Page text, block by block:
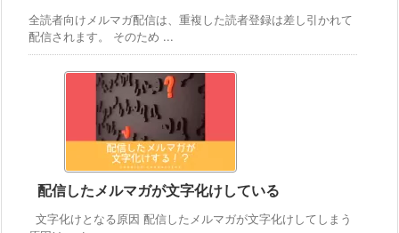
全読者向けメルマガ配信は、重複した読者登録は差し引かれて
配信されます。 そのため ...
配信したメルマガが文字化けしている
文字化けとなる原因 配信したメルマガが文字化けしてしまう